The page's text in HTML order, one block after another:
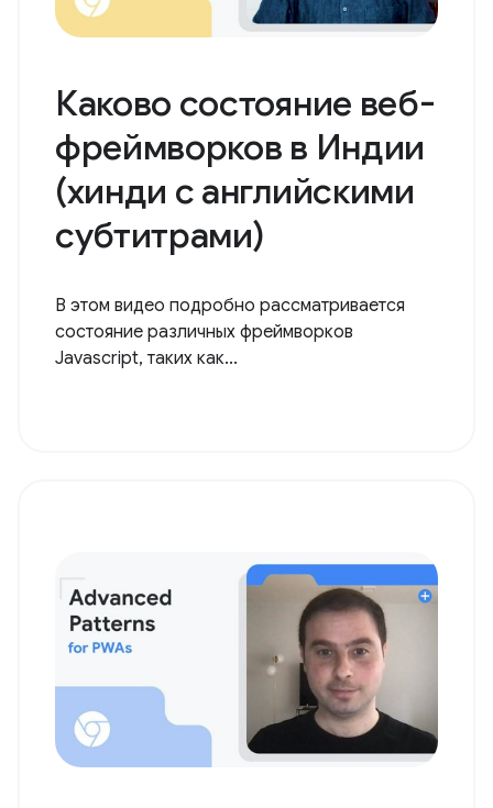
Каково состояние веб-
фреймворков в Индии
(хинди с английскими
субтитрами)
В этом видео подробно рассматривается
состояние различных фреймворков
Javascript, таких как...